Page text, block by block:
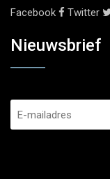
Facebook Twitter
Nieuwsbrief